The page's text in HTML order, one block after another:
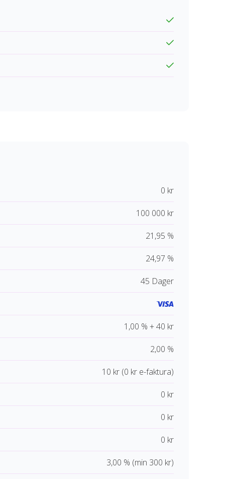
0 kr
100 000 kr
21,95 %
24,97 %
45 Dager
1,00 % + 40 kr
2,00 %
10 kr (0 kr e-faktura)
0 kr
0 kr
0 kr
3,00 % (min 300 kr)